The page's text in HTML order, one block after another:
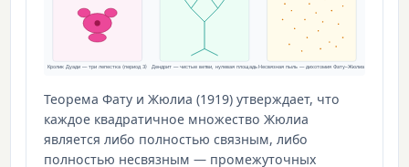
Кролик Дуади — три лепестка (период 3) Дендрит — чистые ветви, нулевая площадь Несвязная пыль — дихотомия Фату–Жюлиа
Теорема Фату и Жюлиа (1919) утверждает, что
каждое квадратичное множество Жюлиа
является либо полностью связным, либо
полностью несвязным — промежуточных